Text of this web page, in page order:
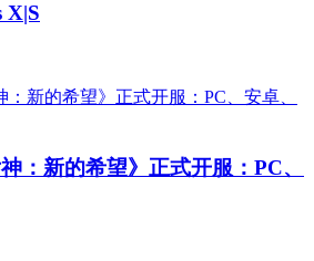
X|S
：新的希望》正式开服：PC、